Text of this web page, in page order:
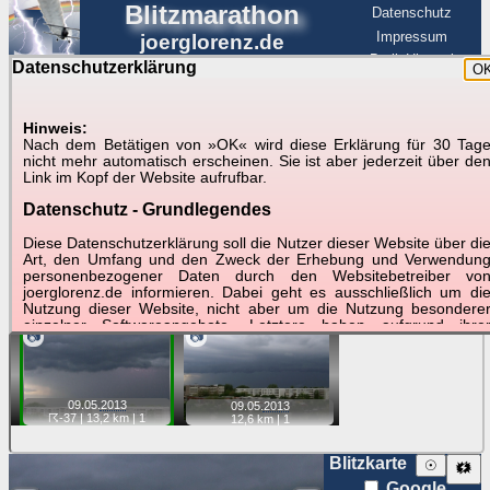
Datenschutzerklärung
Hinweis:
Nach dem Betätigen von »OK« wird diese Erklärung für 30 Tage
nicht mehr automatisch erscheinen. Sie ist aber jederzeit über den
Link im Kopf der Website aufrufbar.
Datenschutz - Grundlegendes
Diese Datenschutzerklärung soll die Nutzer dieser Website über die
Art, den Umfang und den Zweck der Erhebung und Verwendung
personenbezogener Daten durch den Websitebetreiber von
joerglorenz.de informieren. Dabei geht es ausschließlich um die
Nutzung dieser Website, nicht aber um die Nutzung besonderer
einzelner Softwareangebote. Letztere haben aufgrund ihrer
Funktionen Besonderheiten, so dass verschiedene Daten
gespeichert werden müssen, die für das Funktionieren erforderlich
sind. Hier ist es wichtig, dass Sie selbst zum Testen dieser
Funktionen möglichst erfundene Daten verwenden. Ansonsten wird
auf die spezifischen Besonderheiten beim jeweiligen Angebot
gesondert hingewiesen.
Generell gilt: Wenn Sie ein Angebot bei den Add-Ins nutzen, bei
dem Daten übertragen werden, werden diese Daten auf dem
Blitzmarathon
joerglorenz.de
Datenschutz
Impressum
BerlinHimmel
Blitzmarathon
Gewitter über Berlin:
09.05.2013
Tipp:Auf der Karte beim Einzelfoto können
Sie auf ihre Position tippen und sehen, wie
weit die gewählte Position zu den Blitzen auf dem Foto bzw.
im Video entfernt ist. Quelle der Blitzdaten:
kachelmannwetter. Doppelklick auf Thumb zum Anzeigen.
📷
09.05. 2013
☈-37| 13,2 km |1
📷
09.05. 2013
12,6 km |1
Blitzkarte 🗱
☉